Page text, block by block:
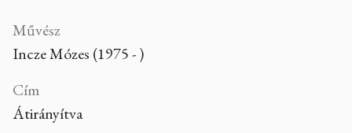
Művész
Incze Mózes (1975 - )
Cím
Átirányítva